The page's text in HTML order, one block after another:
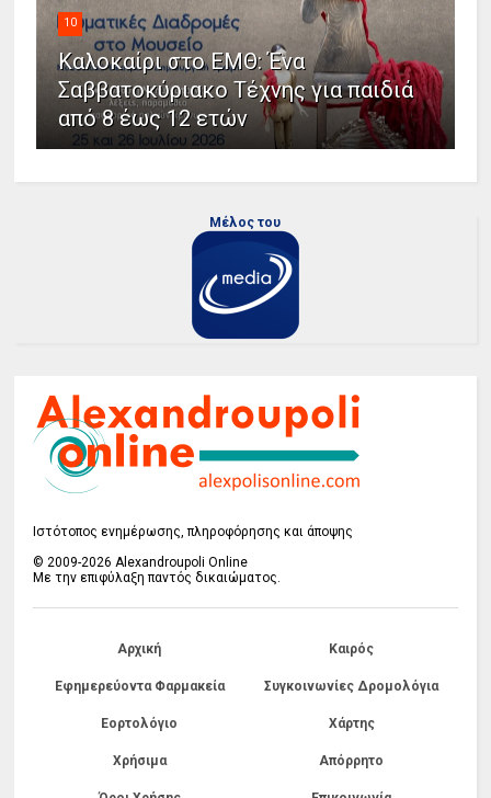
10
Καλοκαίρι στο ΕΜΘ: Ένα
Σαββατοκύριακο Τέχνης για παιδιά
από 8 έως 12 ετών
Μέλος του
Ιστότοπος ενημέρωσης, πληροφόρησης και άποψης
© 2009-2026 Alexandroupoli Online
Με την επιφύλαξη παντός δικαιώματος.
Αρχική Καιρός
Εφημερεύοντα Φαρμακεία Συγκοινωνίες Δρομολόγια
Εορτολόγιο Χάρτης
Χρήσιμα Απόρρητο